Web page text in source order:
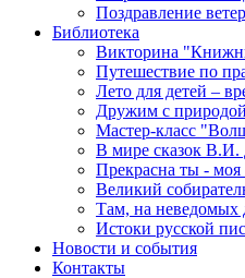
Поздравление
Библиотека
Викторина
Путешествие по
Лето для детей –
Дружим с природой
Мастер-класс
В мире сказок В.И.
Прекрасна ты - моя
Великий
Там, на неведомых
Истоки русской
Новости и события
Контакты